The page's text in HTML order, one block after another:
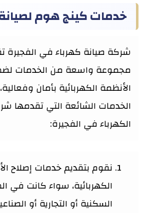
خدمات كينج هوم
شركة صيانة كهرباء في الفجيرة
مجموعة واسعة من الخدمات
الأنظمة الكهربائية بأمان
الخدمات الشائعة التي تقدمها
الكهرباء في الفجيرة:
نقوم بتقديم خدمات إصلاح
الكهربائية، سواء كانت في
السكنية أو التجارية أو